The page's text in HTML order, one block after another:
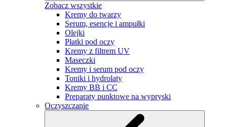
Zobacz wszystkie
Kremy do twarzy
Serum, esencje i ampułki
Olejki
Płatki pod oczy
Kremy z filtrem UV
Maseczki
Kremy i serum pod oczy
Toniki i hydrolaty
Kremy BB i CC
Preparaty punktowe na wypryski
Oczyszczanie